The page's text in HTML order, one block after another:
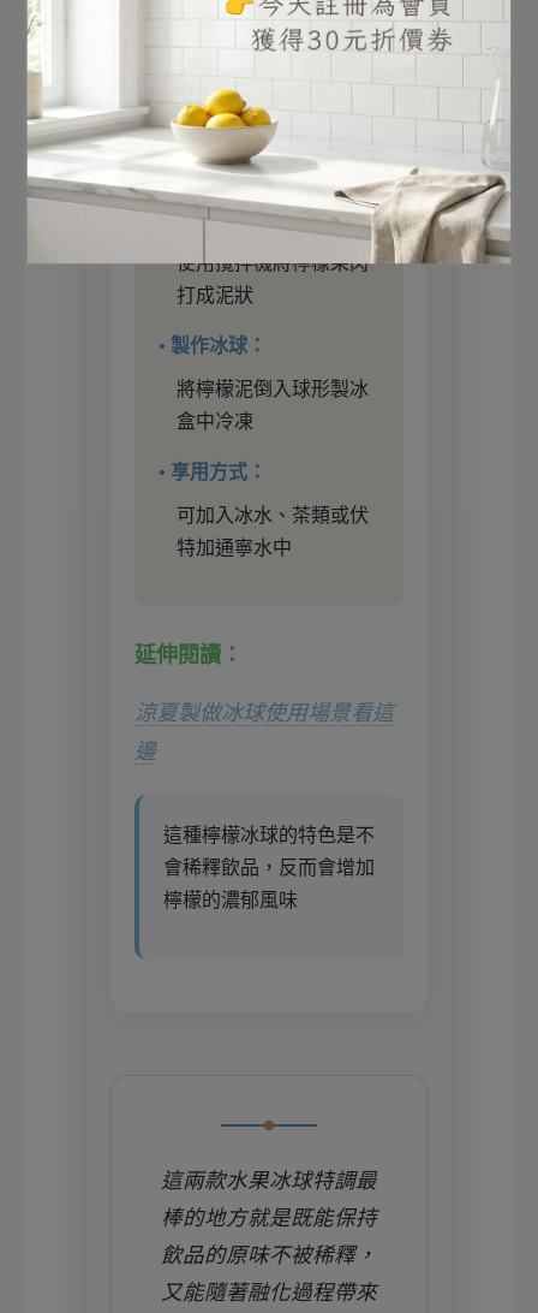
• 處理檸檬：
將6-12顆檸檬去皮，取
出果肉
• 打成果泥：
使用攪拌機將檸檬果肉
打成泥狀
• 製作冰球：
將檸檬泥倒入球形製冰
盒中冷凍
• 享用方式：
可加入冰水、茶類或伏
特加通寧水中
延伸閱讀：
涼夏製做冰球使用場景看這
邊
這種檸檬冰球的特色是不
會稀釋飲品，反而會增加
檸檬的濃郁風味
這兩款水果冰球特調最
棒的地方就是既能保持
飲品的原味不被稀釋，
又能隨著融化過程帶來